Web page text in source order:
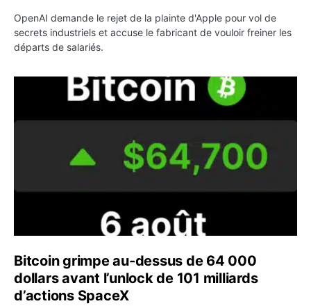
OpenAI demande le rejet de la plainte d'Apple pour vol de
secrets industriels et accuse le fabricant de vouloir freiner les
départs de salariés.
Bitcoin grimpe au-dessus de 64 000 dollars avant
Bitcoin grimpe au-dessus de 64 000
dollars avant l’unlock de 101 milliards
d’actions SpaceX